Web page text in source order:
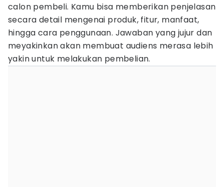
calon pembeli. Kamu bisa memberikan penjelasan
secara detail mengenai produk, fitur, manfaat,
hingga cara penggunaan. Jawaban yang jujur dan
meyakinkan akan membuat audiens merasa lebih
yakin untuk melakukan pembelian.